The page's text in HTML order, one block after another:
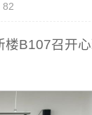
82
B107召开